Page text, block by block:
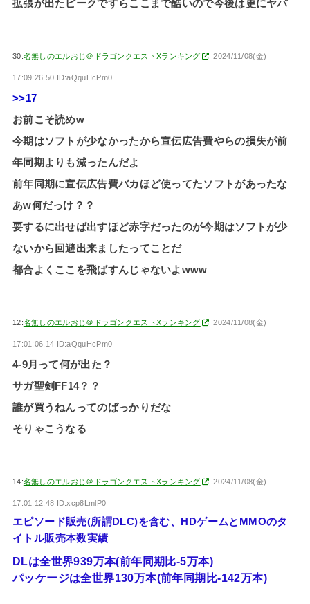
拡張が出たピークですらここまで酷いので今後は更にヤバ
30:名無しのエルおじ＠ドラゴンクエストXランキング 2024/11/08(金)
17:09:26.50 ID:aQquHcPm0
>>17
お前こそ読めw
今期はソフトが少なかったから宣伝広告費やらの損失が前
年同期よりも減ったんだよ
前年同期に宣伝広告費バカほど使ってたソフトがあったな
あw何だっけ？？
要するに出せば出すほど赤字だったのが今期はソフトが少
ないから回避出来ましたってことだ
都合よくここを飛ばすんじゃないよwww
12:名無しのエルおじ＠ドラゴンクエストXランキング 2024/11/08(金)
17:01:06.14 ID:aQquHcPm0
4-9月って何が出た？
サガ聖剣FF14？？
誰が買うねんってのばっかりだな
そりゃこうなる
14:名無しのエルおじ＠ドラゴンクエストXランキング 2024/11/08(金)
17:01:12.48 ID:xcp8LmlP0
エピソード販売(所謂DLC)を含む、HDゲームとMMOのタ
イトル販売本数実績
DLは全世界939万本(前年同期比-5万本)
パッケージは全世界130万本(前年同期比-142万本)